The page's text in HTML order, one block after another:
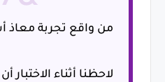
من واقع تجربة معاذ
لاحظنا أثناء